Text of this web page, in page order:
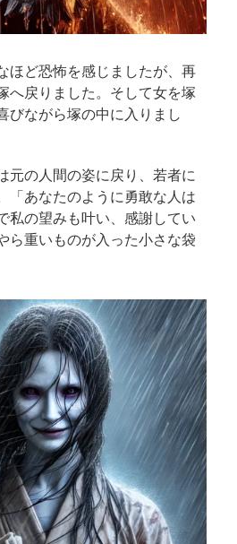
ほど恐怖を感じましたが、再
へ戻りました。そして女を塚
びながら塚の中に入りまし
元の人間の姿に戻り、若者に
「あなたのように勇敢な人は
私の望みも叶い、感謝してい
ら重いものが入った小さな袋